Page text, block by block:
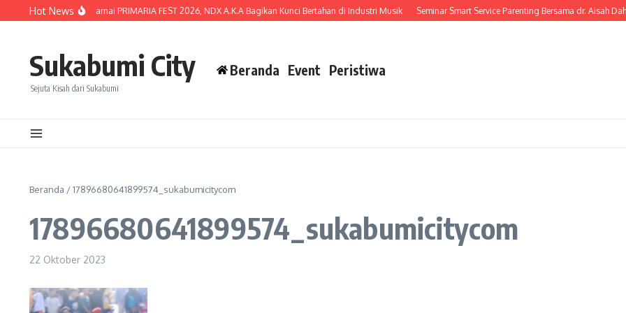
Lewati ke konten
Hot News
Lautan Penonton Warnai PRIMARIA FEST 2026, NDX A.K.A Bagikan Kunci Bertahan di Industri Musik Seminar Smart Service Parenting Bersama dr. Aisah
Sukabumi City
Sejuta Kisah dari Sukabumi
Beranda Event Peristiwa
Beranda /17896680641899574_sukabumicitycom
17896680641899574_sukabumicitycom
22 Oktober 2023